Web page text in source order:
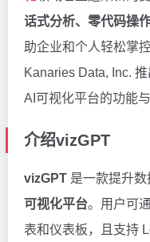
话式分析、零代码操
助企业和个人轻松掌
Kanaries Data, Inc.
AI可视化平台的功能与
介绍vizGPT
vizGPT 是一款提升
可视化平台。用户可
表和仪表板，且支持